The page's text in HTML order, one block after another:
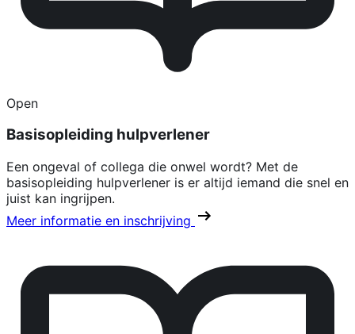
Open
Basisopleiding hulpverlener
Een ongeval of collega die onwel wordt? Met de
basisopleiding hulpverlener is er altijd iemand die snel en
juist kan ingrijpen.
Meer informatie en inschrijving